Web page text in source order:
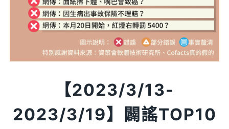
【2023/3/13-
2023/3/19】闢謠TOP10